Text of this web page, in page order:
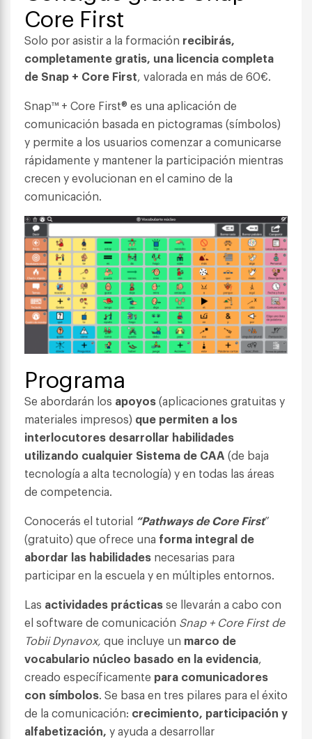
Core First
Solo por asistir a la formación recibirás,
completamente gratis, una licencia completa
de Snap + Core First, valorada en más de 60€.
Snap™ + Core First® es una aplicación de
comunicación basada en pictogramas (símbolos)
y permite a los usuarios comenzar a comunicarse
rápidamente y mantener la participación mientras
crecen y evolucionan en el camino de la
comunicación.
Programa
Se abordarán los apoyos(aplicaciones gratuitas y
materiales impresos) que permiten a los
interlocutores desarrollar habilidades
utilizando cualquier Sistema de CAA (de baja
tecnología a alta tecnología) y en todas las áreas
de competencia.
Conocerás el tutorial “Pathways de Core First”
(gratuito) que ofrece una forma integral de
abordar las habilidades necesarias para
participar en la escuela y en múltiples entornos.
Las actividades prácticasse llevarán a cabo con
el software de comunicación Snap + Core First de
Tobii Dynavox, que incluye un marco de
vocabulario núcleo basado en la evidencia,
creado específicamente para comunicadores
con símbolos. Se basa en tres pilares para el éxito
de la comunicación: crecimiento, participación y
alfabetización, y ayuda a desarrollar